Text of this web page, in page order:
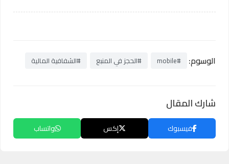
الوسوم: #mobile #الحجز في المنبع #الشفافية المالية
شارك المقال
فيسبوك إكس واتساب